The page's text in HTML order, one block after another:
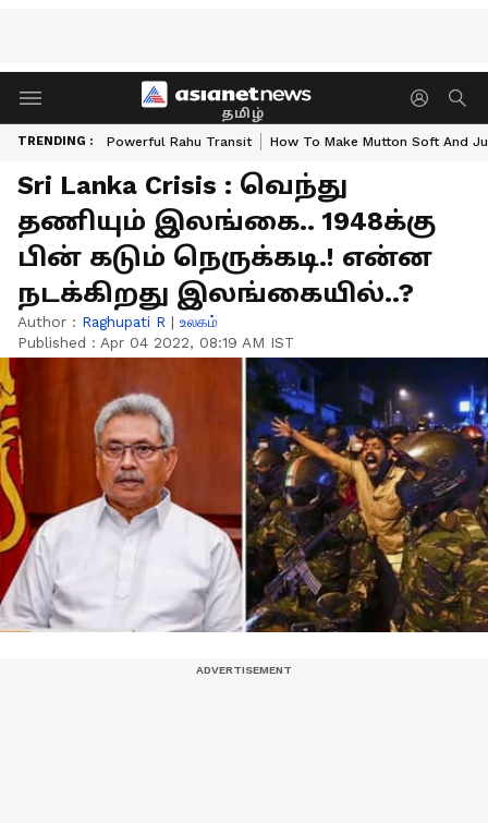
தமிழ்
TRENDING : Powerful Rahu Transit How To Make Mutton Soft And
Sri Lanka Crisis : வெந்து
தணியும் இலங்கை.. 1948க்கு
பின் கடும் நெருக்கடி.! என்ன
நடக்கிறது இலங்கையில்..?
Author : Raghupati R | உலகம்
Published : Apr 04 2022, 08:19 AM IST